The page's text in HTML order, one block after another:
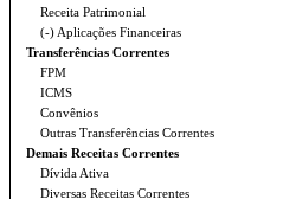
Receita Patrimonial
(-) Aplicações Financeiras
Transferências Correntes
FPM
ICMS
Convênios
Outras Transferências Correntes
Demais Receitas Correntes
Dívida Ativa
Diversas Receitas Correntes